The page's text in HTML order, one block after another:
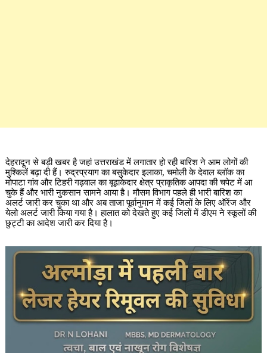
देहरादून से बड़ी खबर है जहां उत्तराखंड में लगातार हो रही बारिश ने आम लोगों की
मुश्किलें बढ़ा दी हैं। रुद्रप्रयाग का बसुकेदार इलाका, चमोली के देवाल ब्लॉक का
मोपाटा गांव और टिहरी गढ़वाल का बूढ़ाकेदार क्षेत्र प्राकृतिक आपदा की चपेट में आ
चुके हैं और भारी नुकसान सामने आया है। मौसम विभाग पहले ही भारी बारिश का
अलर्ट जारी कर चुका था और अब ताजा पूर्वानुमान में कई जिलों के लिए ऑरेंज और
येलो अलर्ट जारी किया गया है। हालात को देखते हुए कई जिलों में डीएम ने स्कूलों की
छुट्टी का आदेश जारी कर दिया है।